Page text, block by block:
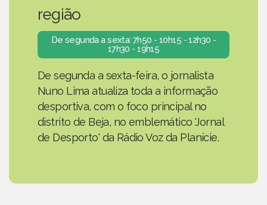
região
De segunda a sexta: 7h50 - 10h15 - 12h30 -
17h30 - 19h15
De segunda a sexta-feira, o jornalista
Nuno Lima atualiza toda a informação
desportiva, com o foco principal no
distrito de Beja, no emblemático 'Jornal
de Desporto' da Rádio Voz da Planície.